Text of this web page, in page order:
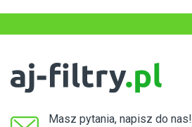
Masz pytania, napisz do nas!